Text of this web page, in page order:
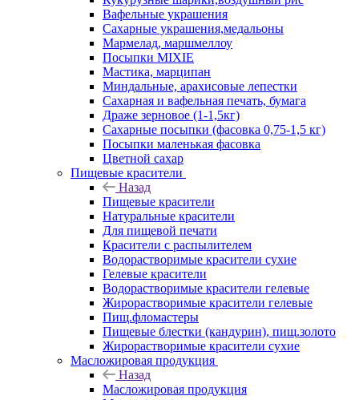
Вафельные украшения
Сахарные украшения,медальоны
Мармелад, маршмеллоу
Посыпки MIXIE
Мастика, марципан
Миндальные, арахисовые лепестки
Сахарная и вафельная печать, бумага
Драже зерновое (1-1,5кг)
Сахарные посыпки (фасовка 0,75-1,5 кг)
Посыпки маленькая фасовка
Цветной сахар
Пищевые красители
Назад
Пищевые красители
Натуральные красители
Для пищевой печати
Красители с распылителем
Водорастворимые красители сухие
Гелевые красители
Водорастворимые красители гелевые
Жирорастворимые красители гелевые
Пищ.фломастеры
Пищевые блестки (кандурин), пищ.золото
Жирорастворимые красители сухие
Масложировая продукция
Назад
Масложировая продукция